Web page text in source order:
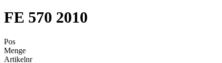
FE 570 2010
Pos
Menge
Artikelnr